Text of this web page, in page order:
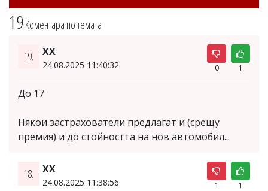
19Коментара по темата
19. ХХ
24.08.2025 11:40:32 0 1
До 17
Някои застрахователи предлагат и (срещу
премия) и до стойността на нов автомобил...
18. ХХ
24.08.2025 11:38:56 1 1